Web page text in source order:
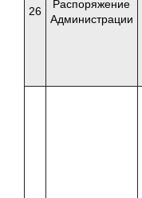
26
Распоряжение
Администрации